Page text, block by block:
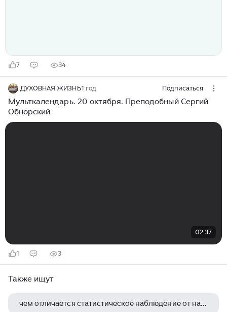
7 34
ДУХОВНАЯ ЖИЗНЬ1 год Подписаться
Мульткалендарь. 20 октября. Преподобный Сергий
Обнорский
02:37
1 3
Также ищут
чем отличается статистическое наблюдение от наблюдения писателя художника